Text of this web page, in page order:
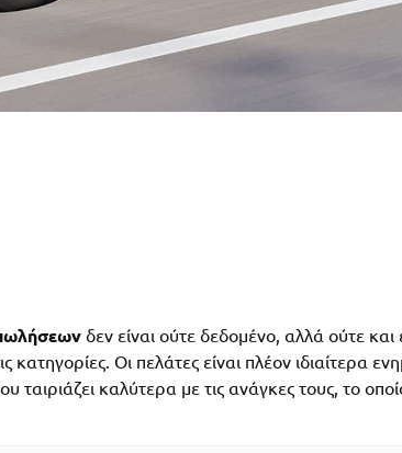
δεν είναι ούτε δεδομένο, αλλά ούτε και
κατηγορίες. Οι πελάτες είναι πλέον ιδιαίτερα
ταιριάζει καλύτερα με τις ανάγκες τους, το